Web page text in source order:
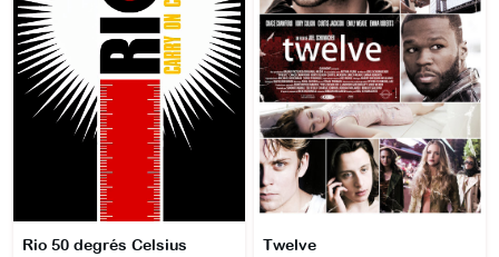
Rio 50 degrés Celsius Twelve